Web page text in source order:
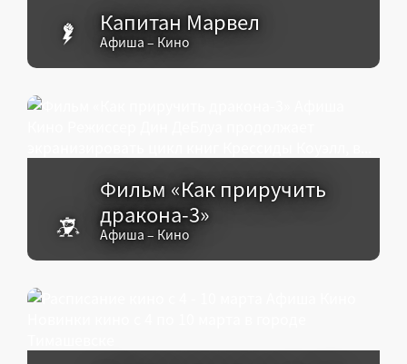
Капитан Марвел
Афиша – Кино
Фильм «Как приручить
дракона-3»
Афиша – Кино